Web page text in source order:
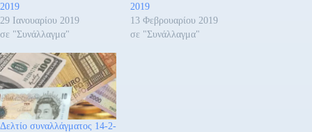
2019
29 Ιανουαρίου 2019
σε "Συνάλλαγμα"
2019
13 Φεβρουαρίου 2019
σε "Συνάλλαγμα"
Δελτίο συναλλάγματος 14-2-